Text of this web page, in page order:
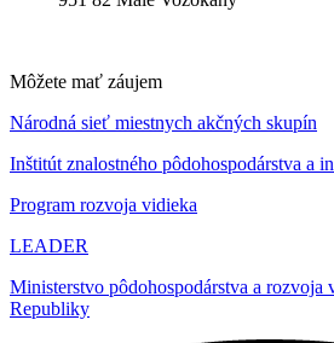
Môžete mať záujem
Národná sieť miestnych akčných skupín
Inštitút znalostného pôdohospodárstva a
Program rozvoja vidieka
LEADER
Ministerstvo pôdohospodárstva a rozvoja
Republiky